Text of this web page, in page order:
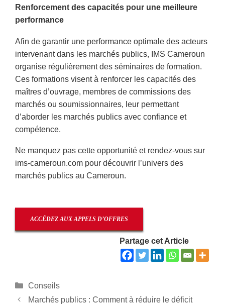
Renforcement des capacités pour une meilleure
performance
Afin de garantir une performance optimale des acteurs
intervenant dans les marchés publics, IMS Cameroun
organise régulièrement des séminaires de formation.
Ces formations visent à renforcer les capacités des
maîtres d’ouvrage, membres de commissions des
marchés ou soumissionnaires, leur permettant
d’aborder les marchés publics avec confiance et
compétence.
Ne manquez pas cette opportunité et rendez-vous sur
ims-cameroun.com pour découvrir l’univers des
marchés publics au Cameroun.
ACCÉDEZ AUX APPELS D’OFFRES
Partage cet Article
Catégories
Conseils
Marchés publics : Comment à réduire le déficit